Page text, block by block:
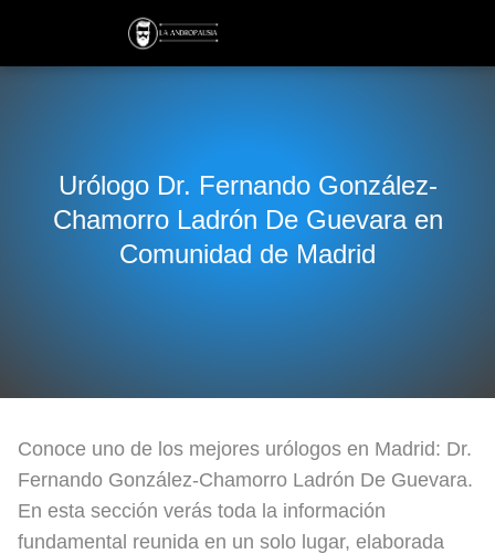
Urólogo Dr. Fernando González-
Chamorro Ladrón De Guevara en
Comunidad de Madrid
Conoce uno de los mejores urólogos en Madrid: Dr.
Fernando González-Chamorro Ladrón De Guevara.
En esta sección verás toda la información
fundamental reunida en un solo lugar, elaborada